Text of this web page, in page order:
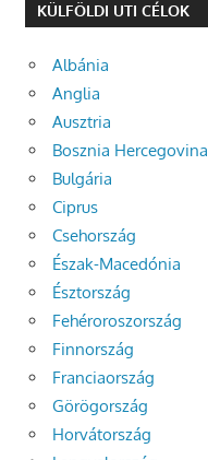
KÜLFÖLDI UTI CÉLOK
Albánia
Anglia
Ausztria
Bosznia Hercegovina
Bulgária
Ciprus
Csehország
Észak-Macedónia
Észtország
Fehéroroszország
Finnország
Franciaország
Görögország
Horvátország